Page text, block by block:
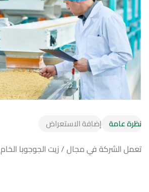
نظرة عامة إضافة الاستعراض
تعمل الشركة في مجال / زيت الجوجوبا الخام